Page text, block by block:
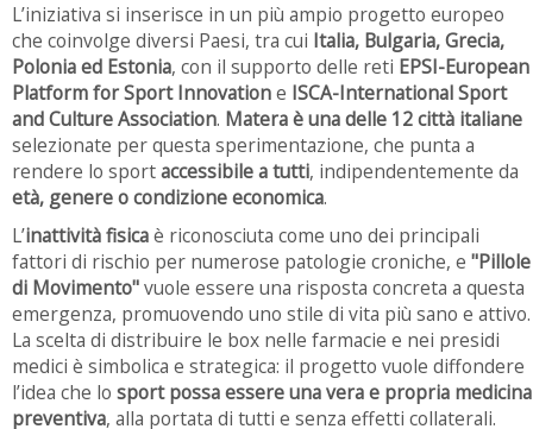
L’iniziativa si inserisce in un più ampio progetto europeo
che coinvolge diversi Paesi, tra cui Italia, Bulgaria, Grecia,
Polonia ed Estonia, con il supporto delle reti EPSI-European
Platform for Sport Innovatione ISCA-International Sport
and Culture Association. Matera è una delle 12 città italiane
selezionate per questa sperimentazione, che punta a
rendere lo sportaccessibile a tutti, indipendentemente da
età, genere o condizione economica.
L’inattività fisicaè riconosciuta come uno dei principali
fattori di rischio per numerose patologie croniche, e "Pillole
di Movimento"vuole essere una risposta concreta a questa
emergenza, promuovendo uno stile di vita più sano e attivo.
La scelta di distribuire le box nelle farmacie e nei presidi
medici è simbolica e strategica: il progetto vuole diffondere
l’idea che lo sport possa essere una vera e propria medicina
preventiva, alla portata di tutti e senza effetti collaterali.